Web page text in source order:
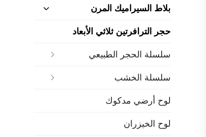
بلاط السيراميك المرن
حجر الترافرتين ثلاثي الأبعاد
سلسلة الحجر الطبيعي
سلسلة الخشب
لوح أرضي مدكوك
لوح الخيزران